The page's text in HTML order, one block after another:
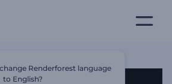
Renderforest language
to English?